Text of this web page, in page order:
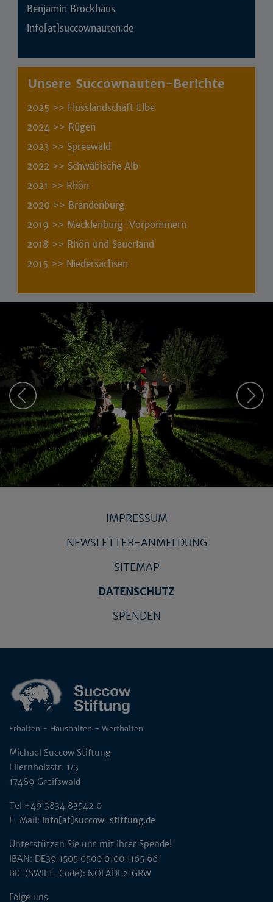
Benjamin Brockhaus
info[at]succownauten.de
Unsere Succownauten-Berichte
2025 >> Flusslandschaft Elbe
2024 >> Rügen
2023 >> Spreewald
2022 >> Schwäbische Alb
2021 >> Rhön
2020 >> Brandenburg
2019 >> Mecklenburg-Vorpommern
2018 >> Rhön und Sauerland
2015 >> Niedersachsen
IMPRESSUM
NEWSLETTER-ANMELDUNG
SITEMAP
DATENSCHUTZ
SPENDEN
Erhalten - Haushalten - Werthalten
Michael Succow Stiftung
Ellernholzstr. 1/3
17489 Greifswald
Tel +49 3834 83542 0
E-Mail: info[at]succow-stiftung.de
Unterstützen Sie uns mit Ihrer Spende!
IBAN: DE39 1505 0500 0100 1165 66
BIC (SWIFT-Code): NOLADE21GRW
Folge uns